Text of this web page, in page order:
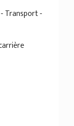
Transport -